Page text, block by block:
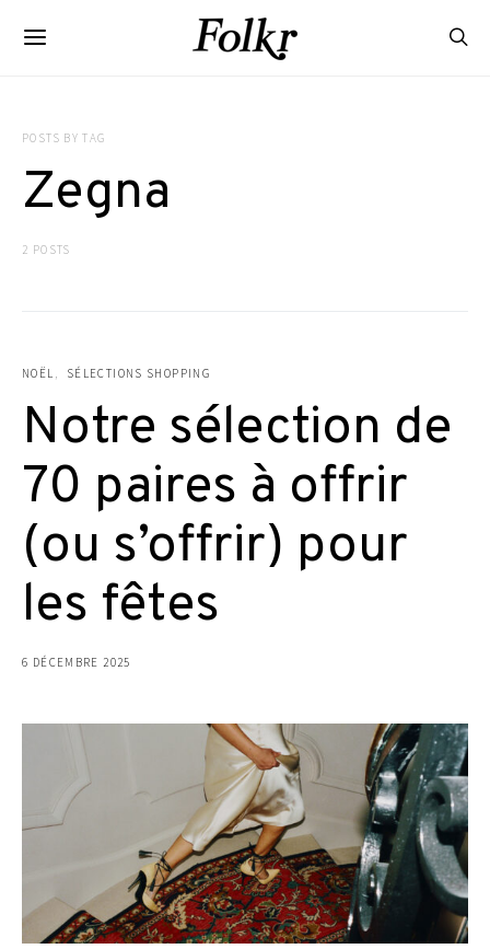
POSTS BY TAG
Zegna
2 POSTS
NOËL SÉLECTIONS SHOPPING
Notre sélection de
70 paires à offrir
(ou s’offrir) pour
les fêtes
6 DÉCEMBRE 2025